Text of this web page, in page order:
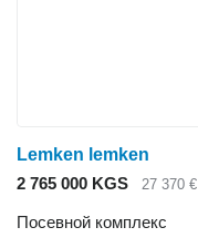
Lemken lemken
2 765 000 KGS
27 370 €
Посевной комплекс